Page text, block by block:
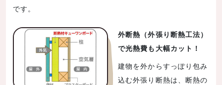
です。
外断熱（外張り断熱工法）
で光熱費も大幅カット！
建物を外からすっぽり包み
込む外張り断熱は、断熱の